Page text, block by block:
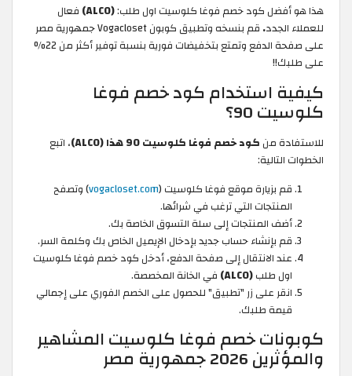
هذا هو أفضل كود خصم فوغا كلوسيت اول طلب:(ALC0)
فعال
للعملاء الجدد.
قم بنسخه وتطبيق كوبون Vogacloset جمهورية مصر
على صفحة الدفع وتمتع بتخفيضات فورية بنسبة توفير أكثر من 22%
على طلبك!!
كيفية استخدام كود خصم فوغا
كلوسيت 90؟
للاستفادة من كود خصم فوغا كلوسيت 90 هذا (ALC0)
، اتبع
الخطوات التالية:
قم بزيارة موقع فوغا كلوسيت (vogacloset.com) وتصفح
المنتجات التي ترغب في شرائها.
أضف المنتجات إلى سلة التسوق الخاصة بك.
قم بإنشاء حساب جديد بإدخال الإيميل الخاص بك وكلمة السر.
عند الانتقال إلى صفحة الدفع، أدخل كود خصم فوغا كلوسيت
اول طلب(ALC0)
في الخانة المخصصة.
انقر على زر "تطبيق" للحصول على الخصم الفوري على إجمالي
قيمة طلبك.
كوبونات خصم فوغا كلوسيت المشاهير
والمؤثرين 2026 جمهورية مصر